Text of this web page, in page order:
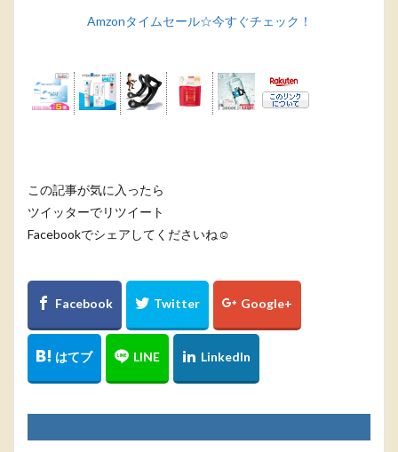
Amzonタイムセール☆今すぐチェック！
この記事が気に入ったら
ツイッターでリツイート
Facebookでシェアしてくださいね☺️